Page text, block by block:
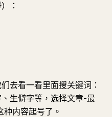
）：
去看一看里面搜关键词：
生僻字等，选择文章-最
内容起号了。